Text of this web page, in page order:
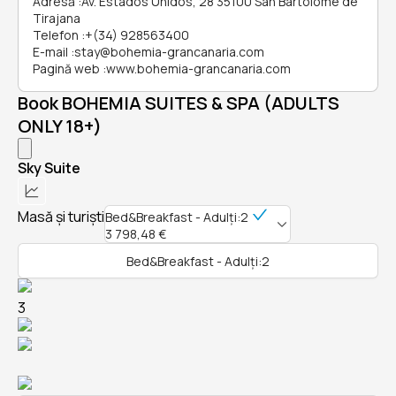
Tirajana
Telefon :+(34) 928563400
E-mail :stay@bohemia-grancanaria.com
Pagină web :www.bohemia-grancanaria.com
Book BOHEMIA SUITES & SPA (ADULTS
ONLY 18+)
Sky Suite
Masă și turiștiBed&Breakfast - Adulți:2
3 798,48 €
Bed&Breakfast - Adulți:2
3